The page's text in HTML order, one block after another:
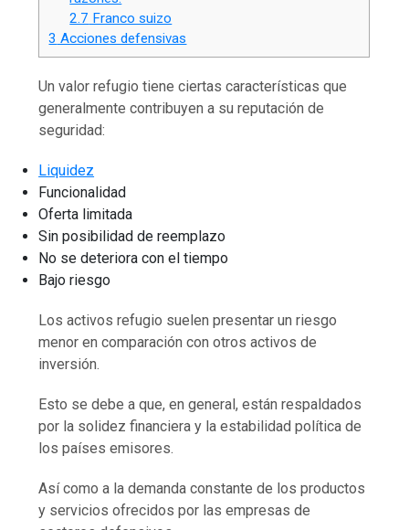
2.7 Franco suizo
3 Acciones defensivas
Un valor refugio tiene ciertas características que
generalmente contribuyen a su reputación de
seguridad:
Liquidez
Funcionalidad
Oferta limitada
Sin posibilidad de reemplazo
No se deteriora con el tiempo
Bajo riesgo
Los activos refugio suelen presentar un riesgo
menor en comparación con otros activos de
inversión.
Esto se debe a que, en general, están respaldados
por la solidez financiera y la estabilidad política de
los países emisores.
Así como a la demanda constante de los productos
y servicios ofrecidos por las empresas de